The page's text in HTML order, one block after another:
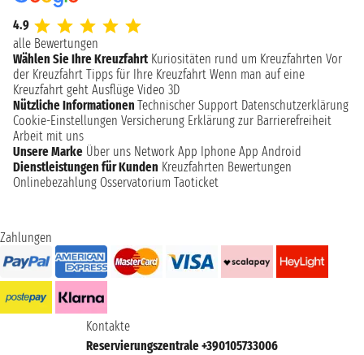
4.9
alle Bewertungen
Wählen Sie Ihre Kreuzfahrt Kuriositäten rund um Kreuzfahrten Vor
der Kreuzfahrt Tipps für Ihre Kreuzfahrt Wenn man auf eine
Kreuzfahrt geht Ausflüge Video 3D
Nützliche Informationen Technischer Support Datenschutzerklärung
Cookie-Einstellungen Versicherung Erklärung zur Barrierefreiheit
Arbeit mit uns
Unsere Marke Über uns Network App Iphone App Android
Dienstleistungen für Kunden Kreuzfahrten Bewertungen
Onlinebezahlung Osservatorium Taoticket
Zahlungen
Kontakte
Reservierungszentrale +390105733006